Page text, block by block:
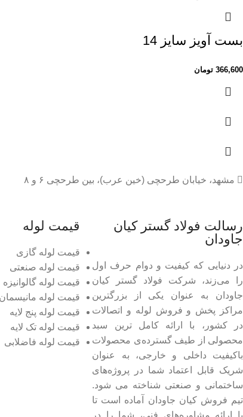
بست آویز سایز 14
366,600 تومان
مشهد، خیابان طرحچی (خین عرب)، بین طرحچی ۶ و ۸
رسالت فولاد گستر کیان
جاودان
در دنیایی که کیفیت و دوام حرف اول
را می‌زند، شرکت فولاد گستر کیان
جاودان به عنوان یکی از بزرگترین
مراکز پخش و فروش لوله و اتصالات
در کشور، با ارائه کامل ترین سبد
محصولی از طیف گسترده‌‌ی محصولات
باکیفیت داخلی و خارجی، به عنوان
شریک قابل اعتماد شما در پروژه‌های
ساختمانی و صنعتی شناخته می شود.
تیم فروش کیان جاودان آماده است تا
قیمت لوله
قیمت لوله گازی
قیمت لوله صنعتی
قیمت لوله گالوانیزه
قیمت لوله مانیسمان
قیمت لوله پنج لایه
قیمت لوله تک لایه
قیمت لوله فاضلابی